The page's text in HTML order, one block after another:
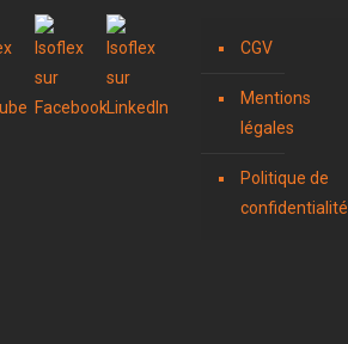
CGV
Mentions
légales
Politique de
confidentialité